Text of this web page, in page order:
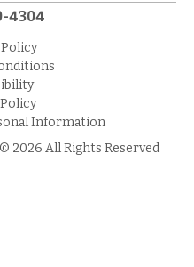
4304
Information
2026 All Rights Reserved